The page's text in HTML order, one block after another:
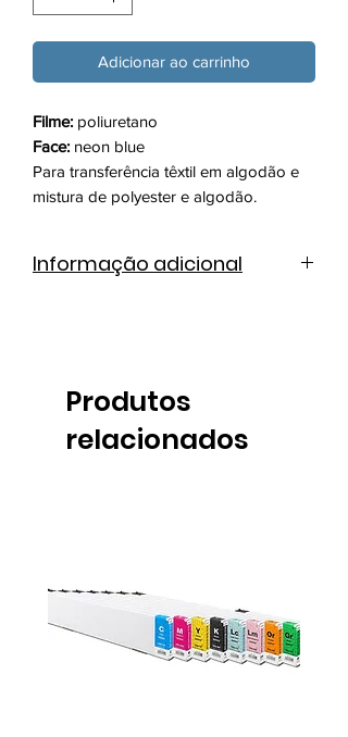
Adicionar ao carrinho
Filme: poliuretano
Face: neon blue
Para transferência têxtil em algodão e
mistura de polyester e algodão.
Informação adicional
Produtos
relacionados